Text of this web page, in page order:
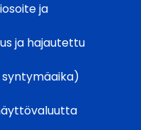
ja
ja hajautettu
syntymäaika)